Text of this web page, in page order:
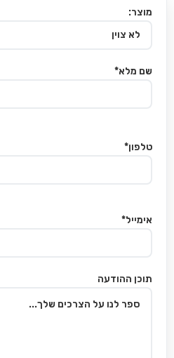
מוצר:
שם מלא*
טלפון*
אימייל*
תוכן ההודעה